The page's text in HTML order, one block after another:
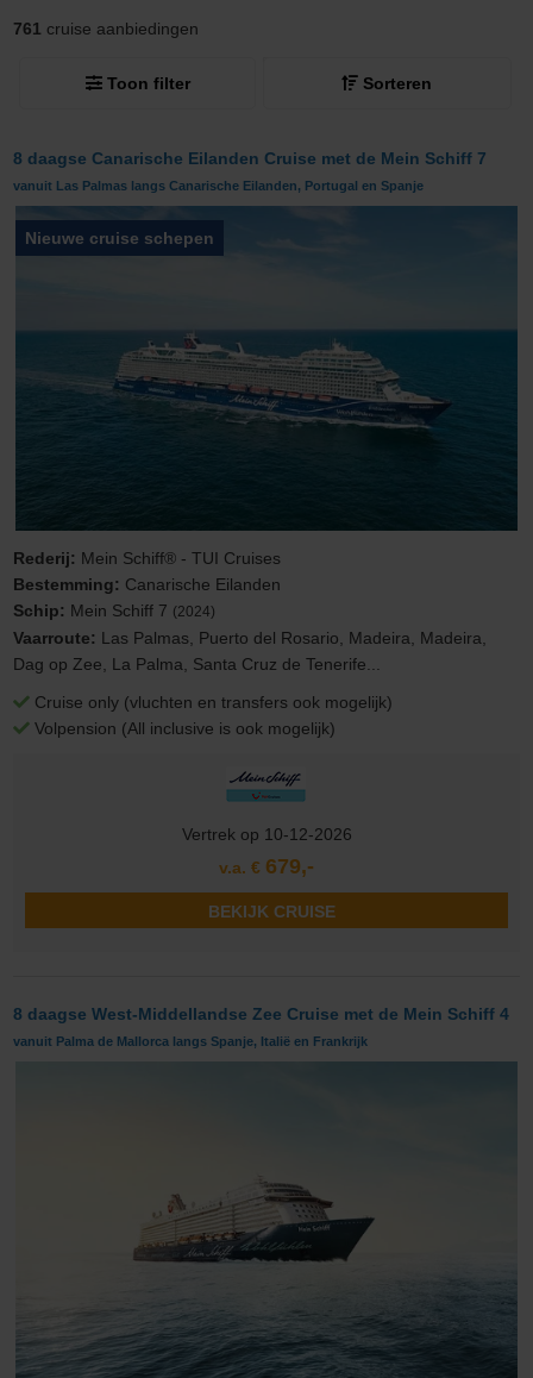
761 cruise aanbiedingen
Toon filter Sorteren
8 daagse Canarische Eilanden Cruise met de Mein Schiff 7
vanuit Las Palmas langs Canarische Eilanden, Portugal en Spanje
Nieuwe cruise schepen
Rederij: Mein Schiff® - TUI Cruises
Bestemming: Canarische Eilanden
Schip: Mein Schiff 7 (2024)
Vaarroute: Las Palmas, Puerto del Rosario, Madeira, Madeira,
Dag op Zee, La Palma, Santa Cruz de Tenerife...
Cruise only (vluchten en transfers ook mogelijk)
Volpension (All inclusive is ook mogelijk)
Vertrek op 10-12-2026
v.a. € 679,-
BEKIJK CRUISE
8 daagse West-Middellandse Zee Cruise met de Mein Schiff 4
vanuit Palma de Mallorca langs Spanje, Italië en Frankrijk